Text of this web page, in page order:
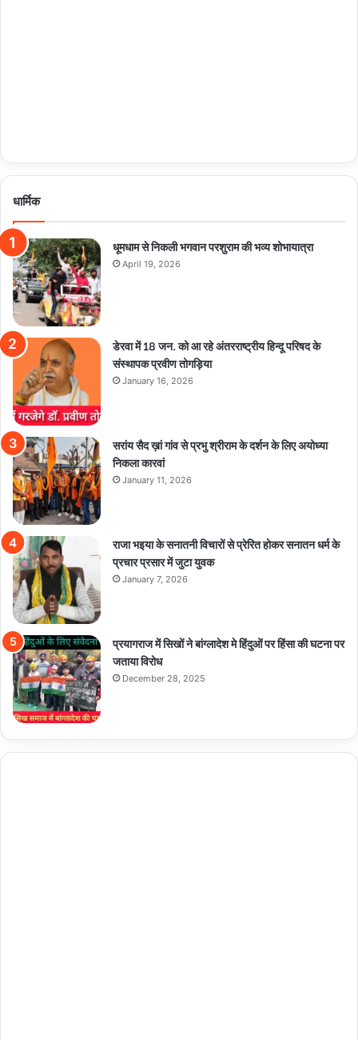
धार्मिक
धूमधाम से निकली भगवान परशुराम की भव्य शोभायात्रा
April 19, 2026
डेरवा में 18 जन. को आ रहे अंतरराष्ट्रीय हिन्दू परिषद के
संस्थापक प्रवीण तोगड़िया
January 16, 2026
सरांय सैद ख़ां गांव से प्रभु श्रीराम के दर्शन के लिए अयोध्या
निकला कारवां
January 11, 2026
राजा भइया के सनातनी विचारों से प्रेरित होकर सनातन धर्म के
प्रचार प्रसार में जुटा युवक
January 7, 2026
प्रयागराज में सिखों ने बांग्लादेश मे हिंदुओं पर हिंसा की घटना पर
जताया विरोध
December 28, 2025